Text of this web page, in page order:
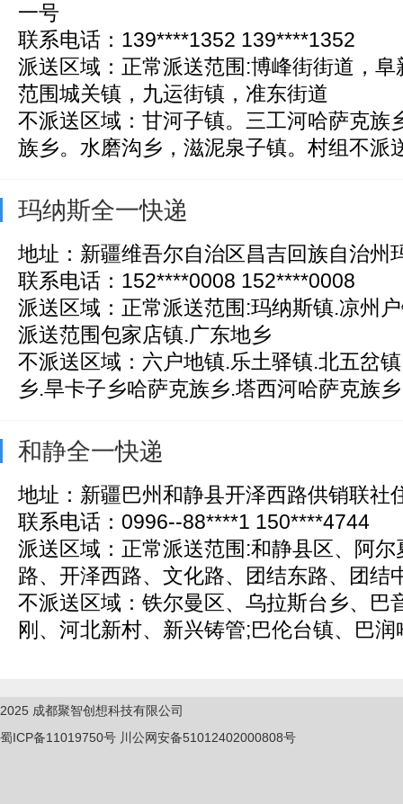
一号
联系电话：139****1352 139****1352
派送区域：正常派送范围:博峰街街道，
范围城关镇，九运街镇，准东街道
不派送区域：甘河子镇。三工河哈萨克族
族乡。水磨沟乡，滋泥泉子镇。村组不派
玛纳斯全一快递
地址：新疆维吾尔自治区昌吉回族自治州
联系电话：152****0008 152****0008
派送区域：正常派送范围:玛纳斯镇.凉州
派送范围包家店镇.广东地乡
不派送区域：六户地镇.乐土驿镇.北五岔
乡.旱卡子乡哈萨克族乡.塔西河哈萨克族
和静全一快递
地址：新疆巴州和静县开泽西路供销联社
联系电话：0996--88****1 150****4744
派送区域：正常派送范围:和静县区、阿
路、开泽西路、文化路、团结东路、团结
不派送区域：铁尔曼区、乌拉斯台乡、巴
刚、河北新村、新兴铸管;巴伦台镇、巴润
2025 成都聚智创想科技有限公司
蜀ICP备11019750号 川公网安备51012402000808号